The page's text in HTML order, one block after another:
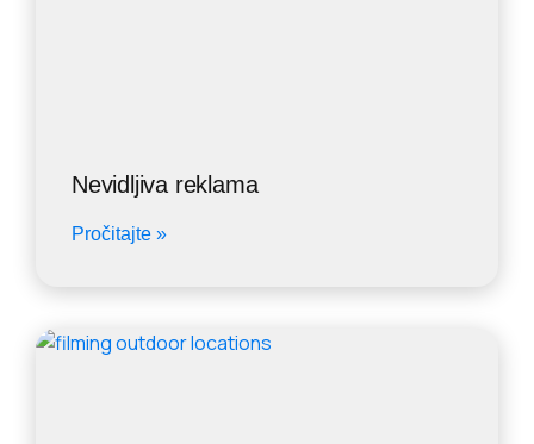
Nevidljiva reklama
Pročitajte »